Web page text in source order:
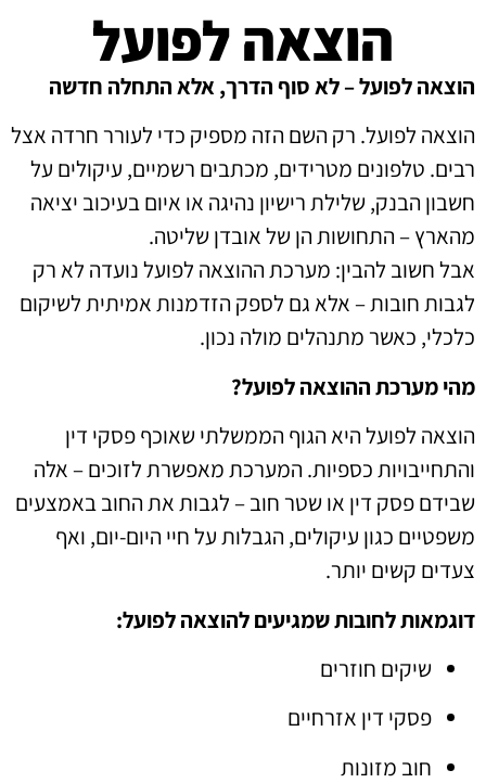
הוצאה לפועל
הוצאה לפועל – לא סוף הדרך, אלא התחלה חדשה
הוצאה לפועל. רק השם הזה מספיק כדי לעורר חרדה אצל
רבים. טלפונים מטרידים, מכתבים רשמיים, עיקולים על
חשבון הבנק, שלילת רישיון נהיגה או איום בעיכוב יציאה
מהארץ – התחושות הן של אובדן שליטה.
אבל חשוב להבין: מערכת ההוצאה לפועל נועדה לא רק
לגבות חובות – אלא גם לספק הזדמנות אמיתית לשיקום
כלכלי, כאשר מתנהלים מולה נכון.
מהי מערכת ההוצאה לפועל?
הוצאה לפועל היא הגוף הממשלתי שאוכף פסקי דין
והתחייבויות כספיות. המערכת מאפשרת לזוכים – אלה
שבידם פסק דין או שטר חוב – לגבות את החוב באמצעים
משפטיים כגון עיקולים, הגבלות על חיי היום-יום, ואף
צעדים קשים יותר.
דוגמאות לחובות שמגיעים להוצאה לפועל:
שיקים חוזרים
פסקי דין אזרחיים
חוב מזונות